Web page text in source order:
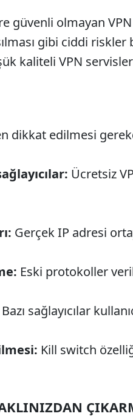
güvenli olmayan
gibi ciddi riskler
kaliteli VPN
dikkat edilmesi
Ücretsiz
Gerçek IP adresi
Eski protokoller
Bazı sağlayıcılar
Kill switch